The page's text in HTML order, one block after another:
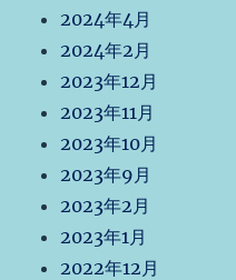
2024年4月
2024年2月
2023年12月
2023年11月
2023年10月
2023年9月
2023年2月
2023年1月
2022年12月